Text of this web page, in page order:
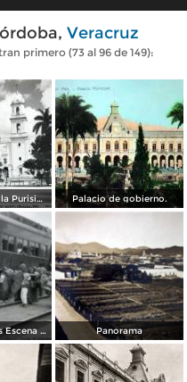
Veracruz
primero (73 al 96 de 149):
La Parroquia de la Purisima. Palacio de gobierno.
Tipos Mexicanos Escena de vendedoras en Cordoba Veracruz Panorama